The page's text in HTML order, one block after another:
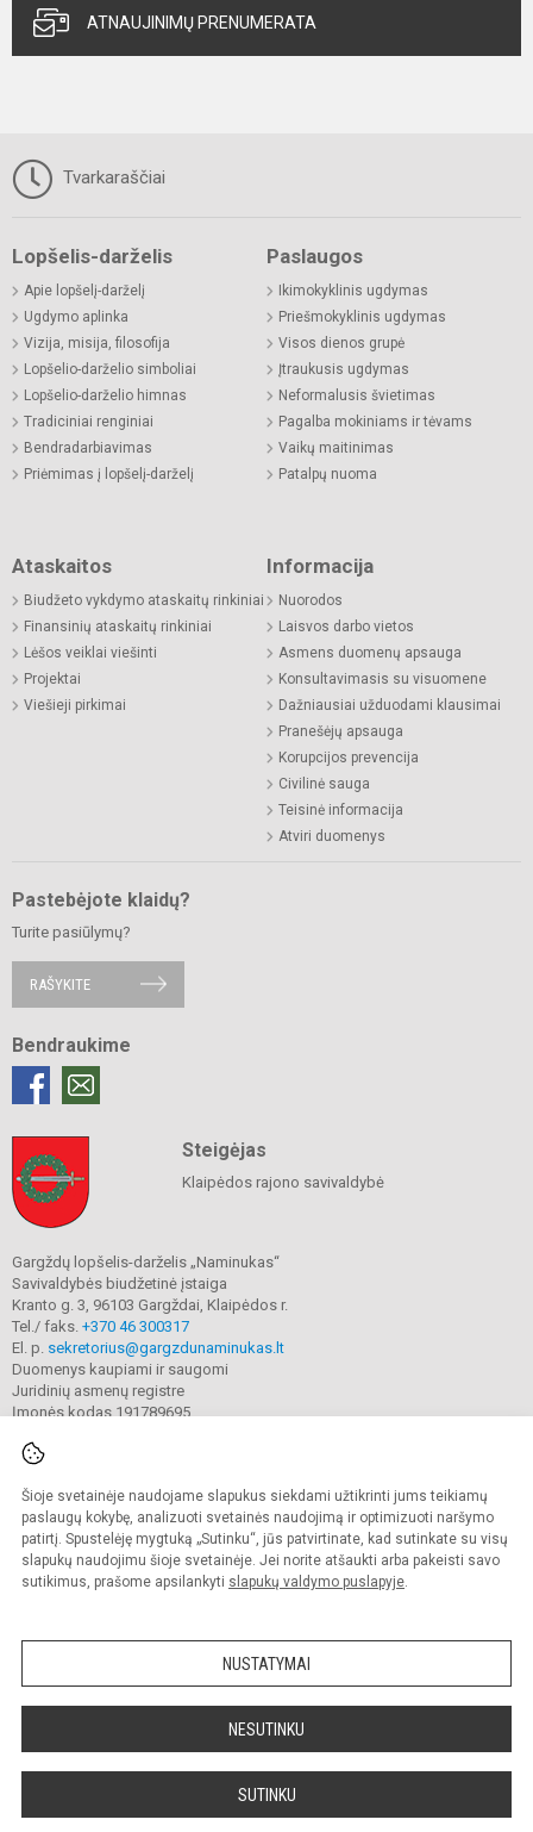
Šioje svetainėje naudojame slapukus siekdami užtikrinti jums teikiamų
paslaugų kokybę, analizuoti svetainės naudojimą ir optimizuoti naršymo
patirtį. Spustelėję mygtuką „Sutinku“, jūs patvirtinate, kad sutinkate su visų
slapukų naudojimu šioje svetainėje. Jei norite atšaukti arba pakeisti savo
sutikimus, prašome apsilankyti slapukų valdymo puslapyje.
NUSTATYMAI
NESUTINKU
SUTINKU
ATNAUJINIMŲ PRENUMERATA
Tvarkaraščiai
Lopšelis-darželis
Apie lopšelį-darželį
Ugdymo aplinka
Vizija, misija, filosofija
Lopšelio-darželio simboliai
Lopšelio-darželio himnas
Tradiciniai renginiai
Bendradarbiavimas
Priėmimas į lopšelį-darželį
Paslaugos
Ikimokyklinis ugdymas
Priešmokyklinis ugdymas
Visos dienos grupė
Įtraukusis ugdymas
Neformalusis švietimas
Pagalba mokiniams ir tėvams
Vaikų maitinimas
Patalpų nuoma
Ataskaitos
Biudžeto vykdymo ataskaitų rinkiniai
Finansinių ataskaitų rinkiniai
Lėšos veiklai viešinti
Projektai
Viešieji pirkimai
Informacija
Nuorodos
Laisvos darbo vietos
Asmens duomenų apsauga
Konsultavimasis su visuomene
Dažniausiai užduodami klausimai
Pranešėjų apsauga
Korupcijos prevencija
Civilinė sauga
Teisinė informacija
Atviri duomenys
Pastebėjote klaidų?
Turite pasiūlymų?
RAŠYKITE
Bendraukime
Steigėjas
Klaipėdos rajono savivaldybė
Gargždų lopšelis-darželis „Naminukas“
Savivaldybės biudžetinė įstaiga
Kranto g. 3, 96103 Gargždai, Klaipėdos r.
Tel./ faks. +370 46 300317
El. p. sekretorius@gargzdunaminukas.lt
Duomenys kaupiami ir saugomi
Juridinių asmenų registre
Įmonės kodas 191789695
© 2025. Gargždų lopšelio-darželio ,,Naminukas". Visos teisės saugomos.
Kopijuoti turinį be raštiško įstaigos administracijos sutikimo griežtai draudžiama.
Prieinamumo paraiška Slapukų valdymas
Sumanus būdas atnaujinti